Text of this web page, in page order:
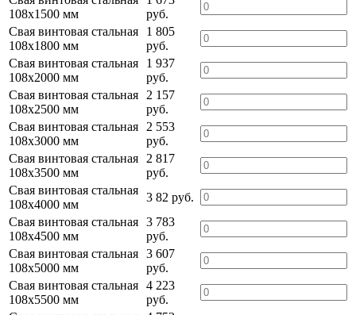
108х1500 мм
руб.
Свая винтовая стальная
108х1800 мм
1 805
руб.
Свая винтовая стальная
108х2000 мм
1 937
руб.
Свая винтовая стальная
108х2500 мм
2 157
руб.
Свая винтовая стальная
108х3000 мм
2 553
руб.
Свая винтовая стальная
108х3500 мм
2 817
руб.
Свая винтовая стальная
108х4000 мм
3 82 руб.
Свая винтовая стальная
108х4500 мм
3 783
руб.
Свая винтовая стальная
108х5000 мм
3 607
руб.
Свая винтовая стальная
108х5500 мм
4 223
руб.